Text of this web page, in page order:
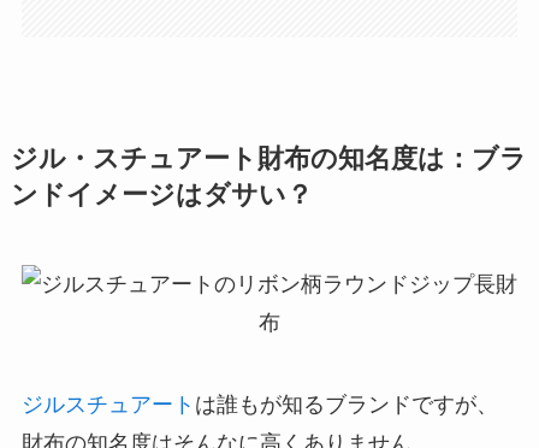
ジル・スチュアート財布の知名度は：ブラ
ンドイメージはダサい？
ジルスチュアート は誰もが知るブランドですが、